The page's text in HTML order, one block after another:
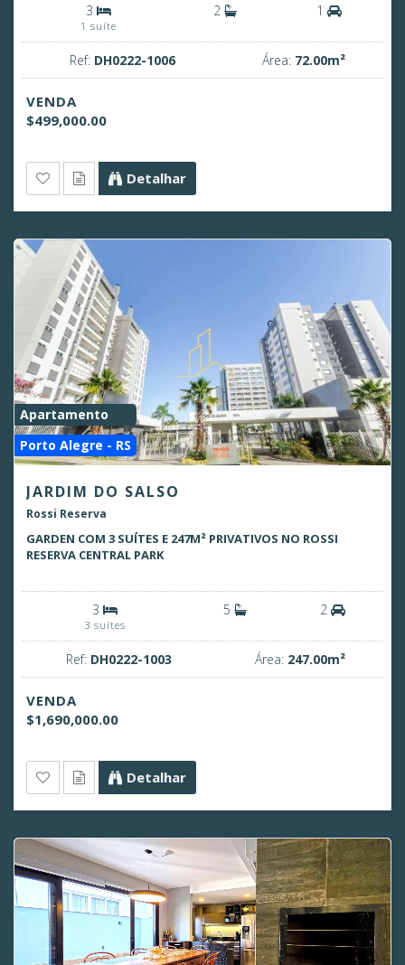
3
1 suíte
2 1
Ref: DH0222-1006 Área: 72.00m²
VENDA
$499,000.00
Detalhar
Apartamento
Porto Alegre - RS
JARDIM DO SALSO
Rossi Reserva
GARDEN COM 3 SUÍTES E 247M² PRIVATIVOS NO ROSSI
RESERVA CENTRAL PARK
3
3 suítes
5 2
Ref: DH0222-1003 Área: 247.00m²
VENDA
$1,690,000.00
Detalhar